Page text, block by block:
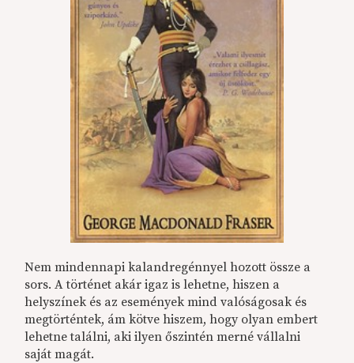
Nem mindennapi kalandregénnyel hozott össze a
sors. A történet akár igaz is lehetne, hiszen a
helyszínek és az események mind valóságosak és
megtörténtek, ám kötve hiszem, hogy olyan embert
lehetne találni, aki ilyen őszintén merné vállalni
saját magát.